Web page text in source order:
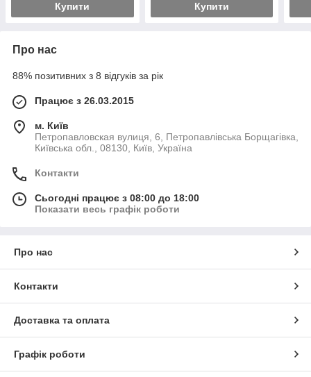
Купити Купити
Про нас
88% позитивних з 8 відгуків за рік
Працює з 26.03.2015
м. Київ
Петропавловская вулиця, 6, Петропавлівська Борщагівка,
Київська обл., 08130, Київ, Україна
Контакти
Сьогодні працює з 08:00 до 18:00
Показати весь графік роботи
Про нас
Контакти
Доставка та оплата
Графік роботи